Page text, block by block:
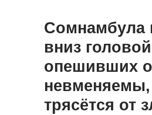
Сомнамбула
вниз
опешивших
невменяемы,
трясётся от